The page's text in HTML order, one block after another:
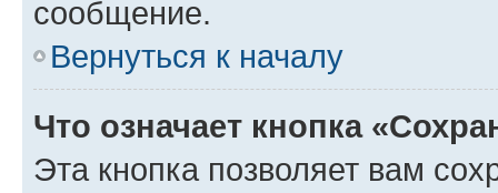
сообщение.
Вернуться к началу
Что означает кнопка
Эта кнопка позволяет вам